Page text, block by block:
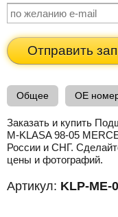
Отправить
Общее OE
Заказать и купить
M-KLASA 98-05
России и СНГ.
цены и фотографий.
Артикул: KLP-ME-